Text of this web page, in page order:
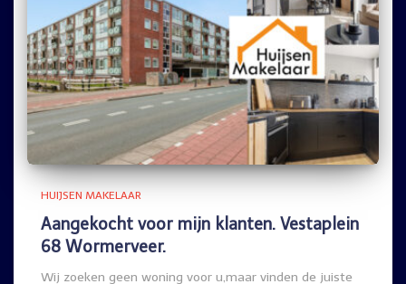
HUIJSEN MAKELAAR
Aangekocht voor mijn klanten. Vestaplein
68 Wormerveer.
Wij zoeken geen woning voor u,maar vinden de juiste